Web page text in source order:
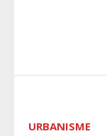
URBANISME